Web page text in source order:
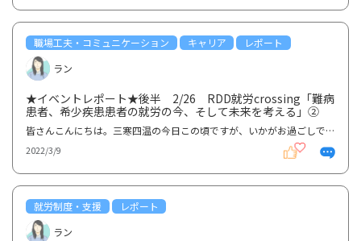
職場工夫・コミュニケーション キャリア
レポート
ラン
★イベントレポート★後半 2/26 RDD就労crossing「難病
患者、希少疾患患者の就労の今、そして未来を考える」②
皆さんこんにちは。三寒四温の今日この頃ですが、いかがお過ごしでしょうか。さて、Rare Disease Day (...
2022/3/9
就労制度・支援
レポート
ラン